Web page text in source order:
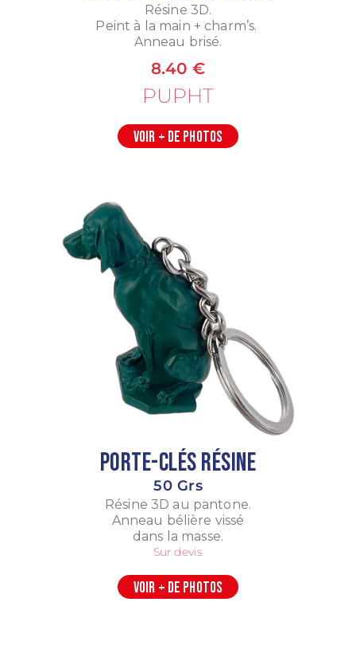
Résine 3D.
Peint à la main + charm’s.
Anneau brisé.
8.40 €
PUPHT
VOIR + DE PHOTOS
Porte-Clés Résine
50 Grs
Résine 3D au pantone.
Anneau bélière vissé
dans la masse.
Sur devis
VOIR + DE PHOTOS